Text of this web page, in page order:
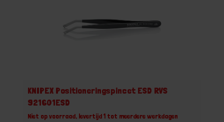
KNIPEX Positioneringspincet ESD RVS
921601ESD
Niet op voorraad, levertijd 1 tot meerdere werkdagen